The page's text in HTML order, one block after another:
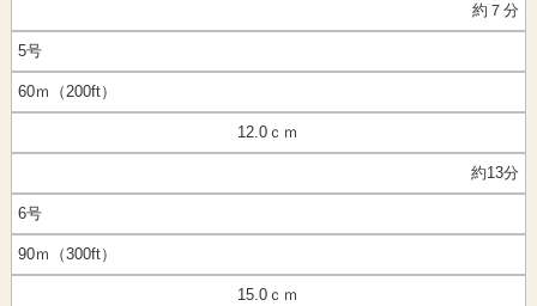
約７分
5号
60ｍ（200ft）
12.0ｃｍ
約13分
6号
90ｍ（300ft）
15.0ｃｍ